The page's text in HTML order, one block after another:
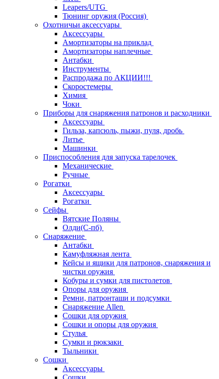
Leapers/UTG
Тюнинг оружия (Россия)
Охотничьи аксессуары
Аксессуары
Амортизаторы на приклад
Амортизаторы наплечные
Антабки
Инструменты
Распродажа по АКЦИИ!!!
Скоростемеры
Химия
Чоки
Приборы для снаряжения патронов и расходники
Аксессуары
Гильза, капсюль, пыжи, пуля, дробь
Литье
Машинки
Приспособления для запуска тарелочек
Механические
Ручные
Рогатки
Аксессуары
Рогатки
Сейфы
Вятские Поляны
Олди(С-пб)
Снаряжение
Антабки
Камуфляжная лента
Кейсы и ящики для патронов, снаряжения и
чистки оружия
Кобуры и сумки для пистолетов
Опоры для оружия
Ремни, патронташи и подсумки
Снаряжение Allen
Сошки для оружия
Сошки и опоры для оружия
Стулья
Сумки и рюкзаки
Тыльники
Сошки
Аксессуары
Сошки